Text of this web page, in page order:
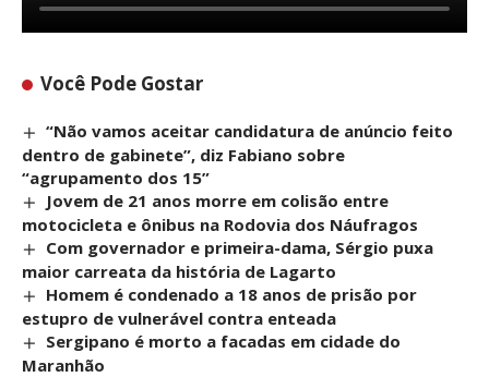
Você Pode Gostar
“Não vamos aceitar candidatura de anúncio feito
dentro de gabinete”, diz Fabiano sobre
“agrupamento dos 15”
Jovem de 21 anos morre em colisão entre
motocicleta e ônibus na Rodovia dos Náufragos
Com governador e primeira-dama, Sérgio puxa
maior carreata da história de Lagarto
Homem é condenado a 18 anos de prisão por
estupro de vulnerável contra enteada
Sergipano é morto a facadas em cidade do
Maranhão